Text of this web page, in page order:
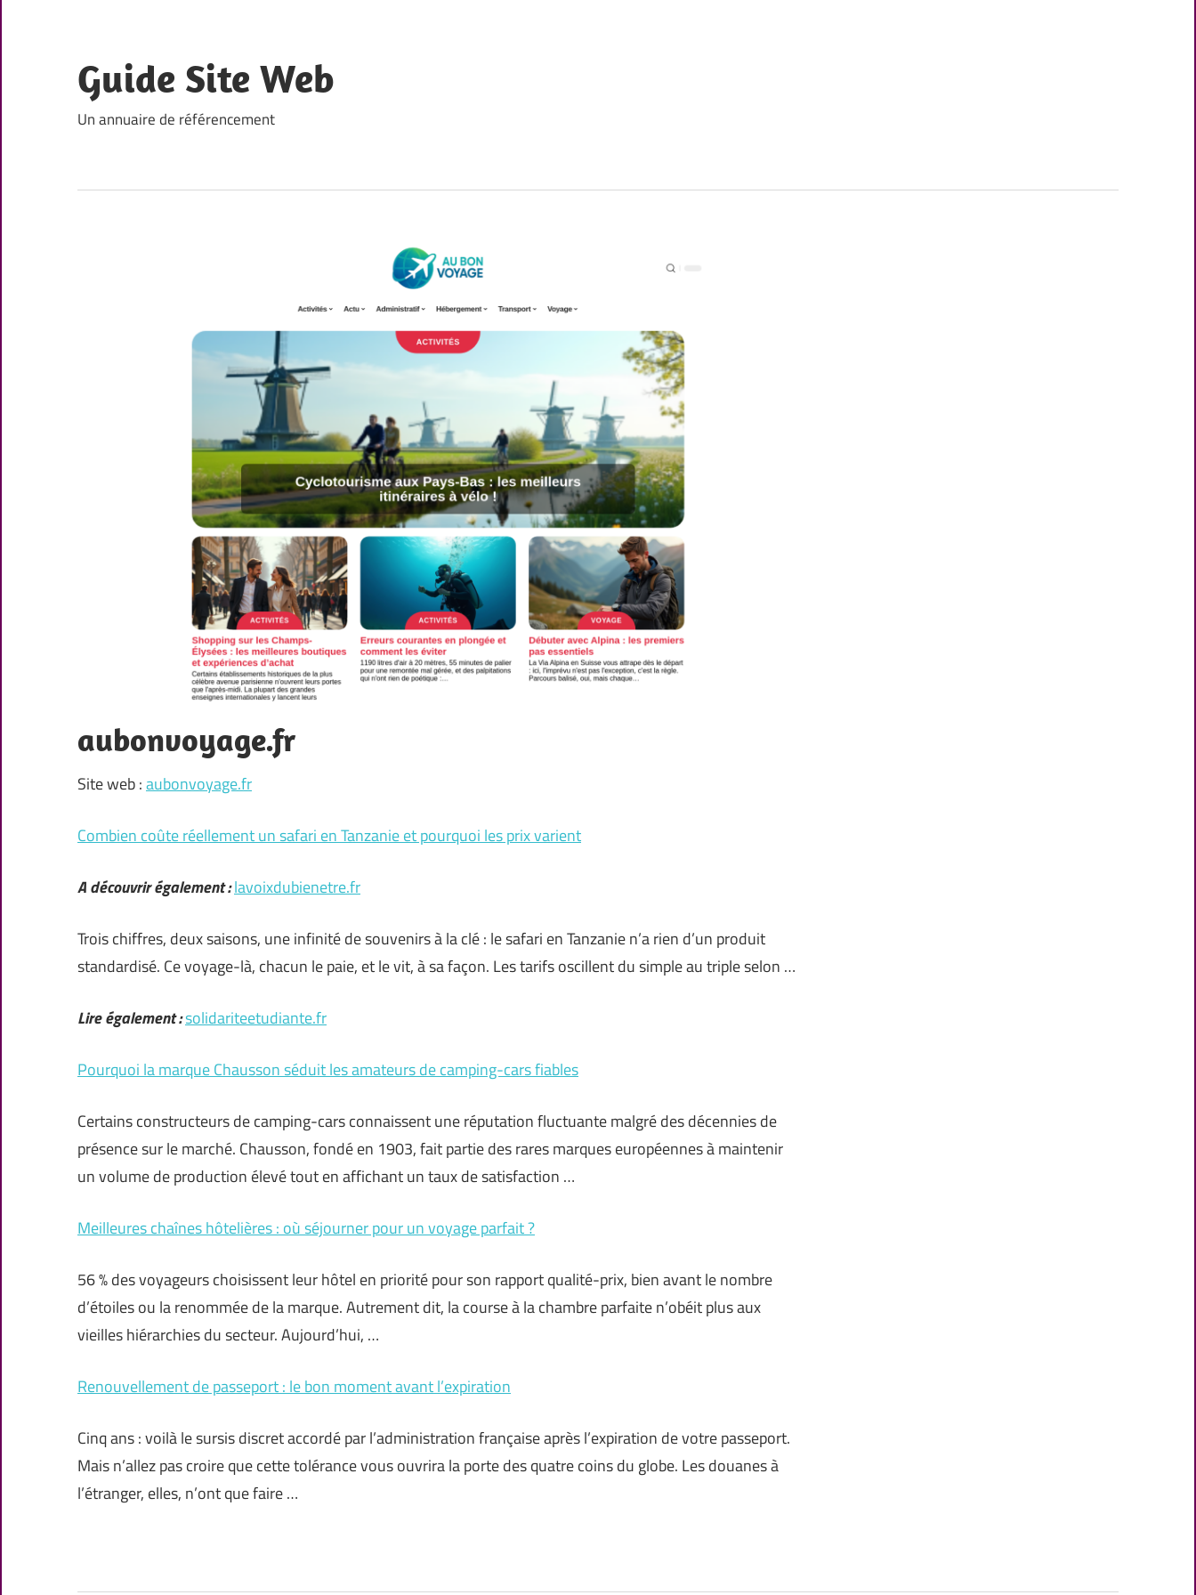
content
Guide Site Web
Un annuaire de référencement
aubonvoyage.fr
Site web :aubonvoyage.fr
Combien coûte réellement un safari en Tanzanie et pourquoi les prix varient
A découvrir également :lavoixdubienetre.fr
Trois chiffres, deux saisons, une infinité de souvenirs à la clé : le safari en Tanzanie n’a rien d’un produit
standardisé. Ce voyage-là, chacun le paie, et le vit, à sa façon. Les tarifs oscillent du simple au triple selon …
Lire également :solidariteetudiante.fr
Pourquoi la marque Chausson séduit les amateurs de camping-cars fiables
Certains constructeurs de camping-cars connaissent une réputation fluctuante malgré des décennies de
présence sur le marché. Chausson, fondé en 1903, fait partie des rares marques européennes à maintenir
un volume de production élevé tout en affichant un taux de satisfaction …
Meilleures chaînes hôtelières : où séjourner pour un voyage parfait ?
56 % des voyageurs choisissent leur hôtel en priorité pour son rapport qualité-prix, bien avant le nombre
d’étoiles ou la renommée de la marque. Autrement dit, la course à la chambre parfaite n’obéit plus aux
vieilles hiérarchies du secteur. Aujourd’hui, …
Renouvellement de passeport : le bon moment avant l’expiration
Cinq ans : voilà le sursis discret accordé par l’administration française après l’expiration de votre passeport.
Mais n’allez pas croire que cette tolérance vous ouvrira la porte des quatre coins du globe. Les douanes à
l’étranger, elles, n’ont que faire …